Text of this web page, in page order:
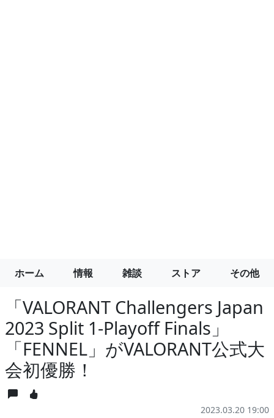
ホーム 情報 雑談 ストア その他
「VALORANT Challengers Japan
2023 Split 1-Playoff Finals」
「FENNEL」がVALORANT公式大
会初優勝！
2023.03.20 19:00